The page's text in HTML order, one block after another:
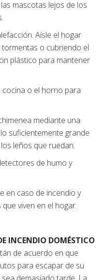
mascotas lejos de los
Aísle el hogar
o cubriendo el
plástico para mantener
cocina o el horno para
mediante una
suficientemente grande
leños que ruedan.
de humo y
en caso de incendio y
viven en el hogar.
INCENDIO DOMÉSTICO
de acuerdo en que
para escapar de su